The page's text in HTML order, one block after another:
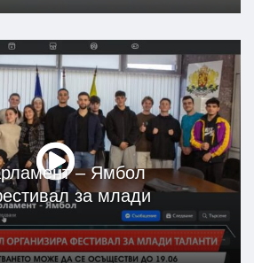
– Ямбол
за млади